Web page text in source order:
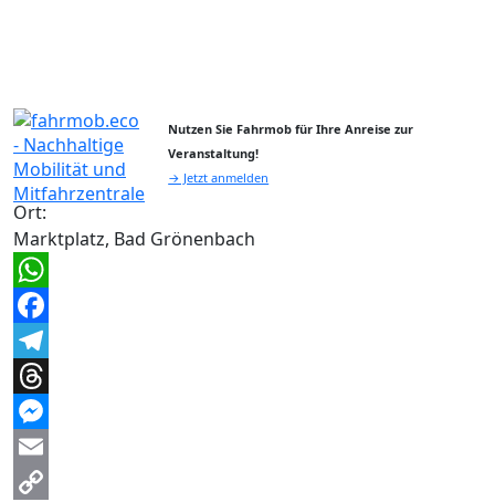
Nutzen Sie Fahrmob für Ihre Anreise zur
Veranstaltung!
→ Jetzt anmelden
Ort:
Marktplatz, Bad Grönenbach
WhatsApp
Facebook
Telegram
Threads
Messenger
Email